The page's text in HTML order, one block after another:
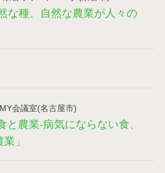
な種、自然な農業が人々の
会議室(名古屋市)
と農業-病気にならない食、
」